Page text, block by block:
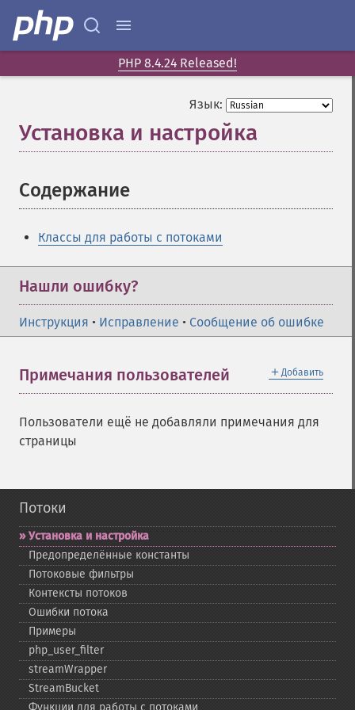
PHP 8.4.24 Released!
Язык:
Установка и настройка
Содержание
Классы для работы с потоками
Нашли ошибку?
Инструкция • Исправление • Сообщение об ошибке
＋ Добавить
Примечания пользователей
Пользователи ещё не добавляли примечания для
страницы
Потоки
Установка и настройка
Предопределённые константы
Потоковые фильтры
Контексты потоков
Ошибки потока
Примеры
php_​user_​filter
streamWrapper
StreamBucket
Функции для работы с потоками